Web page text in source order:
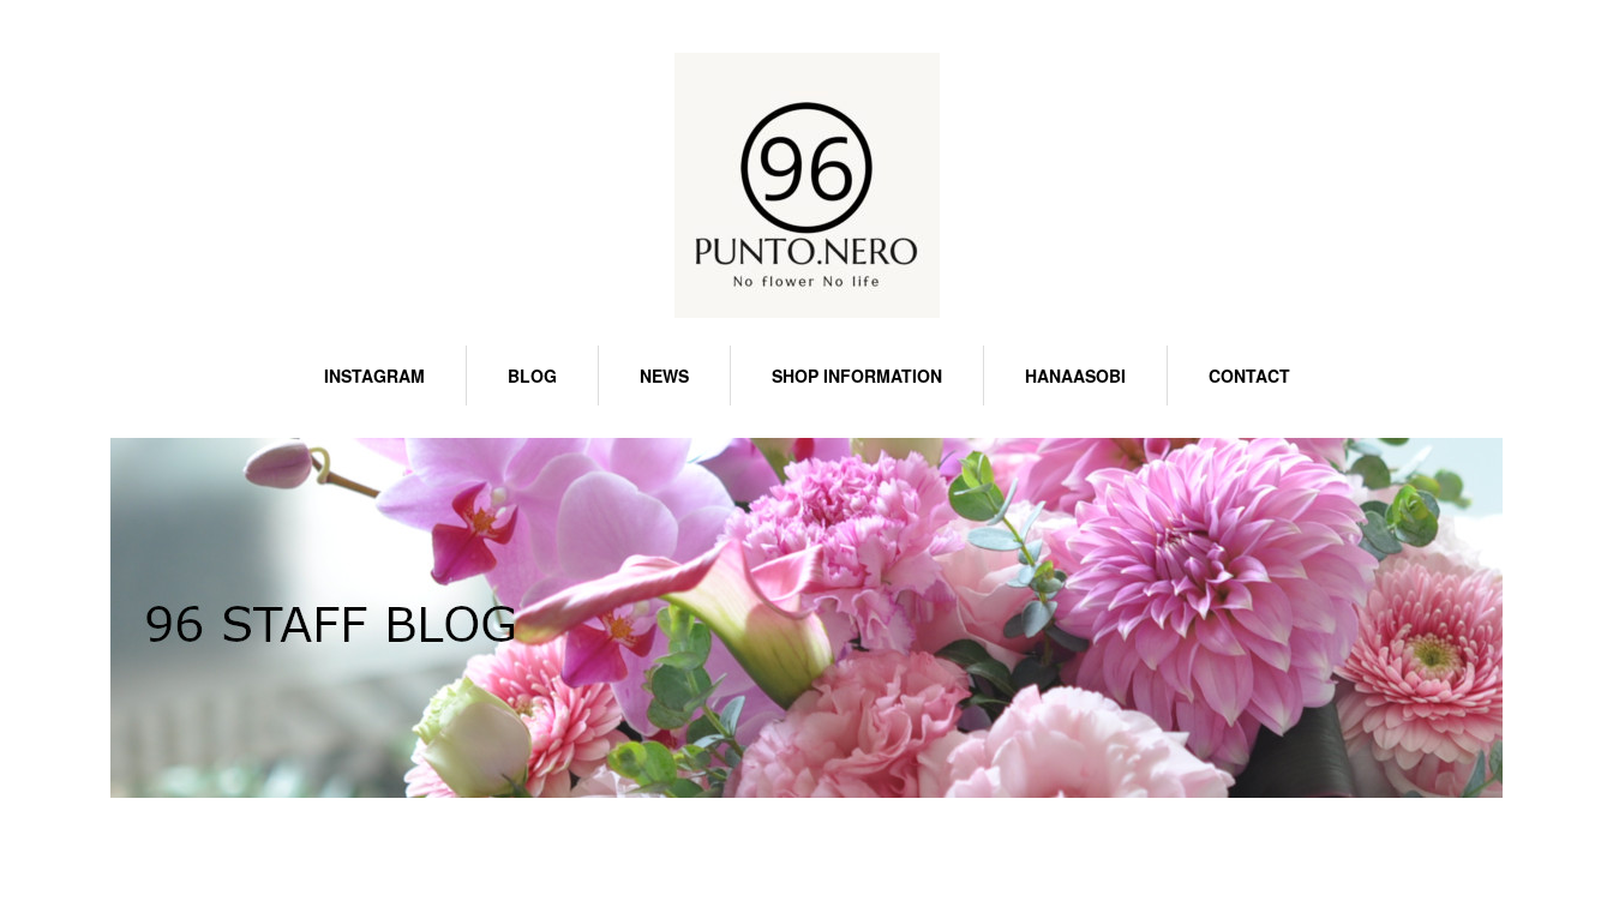
INSTAGRAM BLOG NEWS SHOP INFORMATION HANAASOBI CONTACT